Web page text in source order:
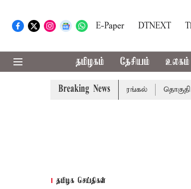
E-Paper DTNEXT
தமிழகம் தேசியம் உலகம்
Breaking News
7 பேர் பலி - பிரதமர் மோடி இரங்கல் தொகுதி
தமிழக செய்திகள்